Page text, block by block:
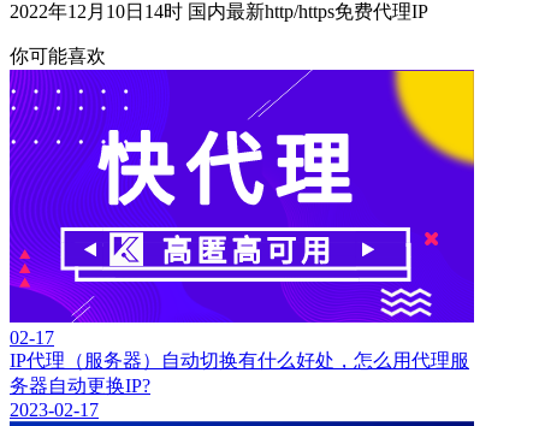
2022年12月10日14时 国内最新http/https免费代理IP
你可能喜欢
02-17
IP代理（服务器）自动切换有什么好处，怎么用代理服
务器自动更换IP?
2023-02-17